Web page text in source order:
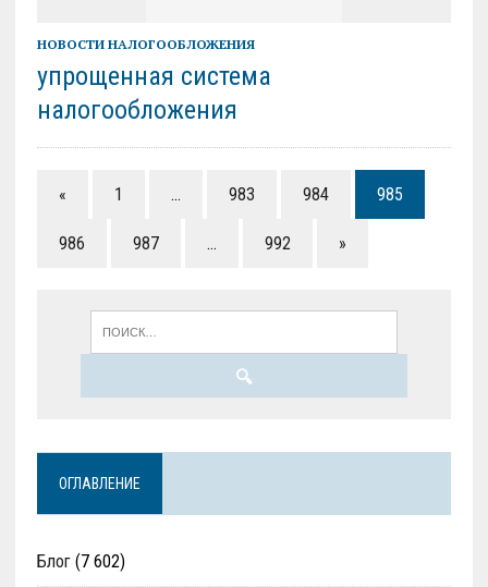
НОВОСТИ НАЛОГООБЛОЖЕНИЯ
упрощенная система
налогообложения
« 1 … 983 984 985
986 987 … 992 »
ОГЛАВЛЕНИЕ
Блог(7 602)